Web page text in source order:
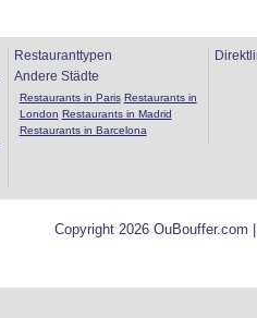
Restauranttypen
Andere Städte
Restaurants in Paris Restaurants in
London Restaurants in Madrid
Restaurants in Barcelona
Copyright 2026 OuBouffer.com